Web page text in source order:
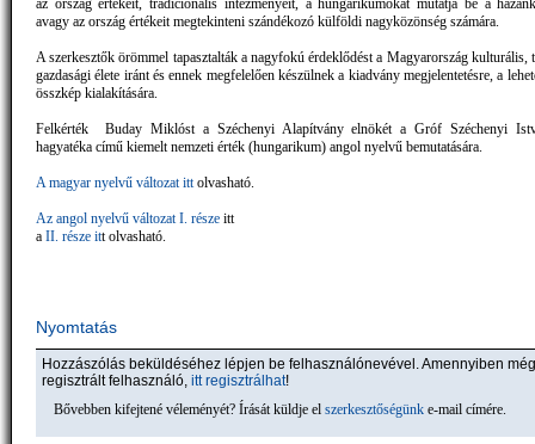
az ország értékeit, tradicionális intézményeit, a hungarikumokat mutatja be a
avagy az ország értékeit megtekinteni szándékozó külföldi nagyközönség számára.
A szerkesztők örömmel tapasztalták a nagyfokú érdeklődést a Magyarország kulturális,
gazdasági élete iránt és ennek megfelelően készülnek a kiadvány megjelentetésre, a
összkép kialakítására.
Felkérték Buday Miklóst a Széchenyi Alapítvány elnökét a Gróf Széchenyi
hagyatéka című kiemelt nemzeti érték (hungarikum) angol nyelvű bemutatására.
A magyar nyelvű változat ittolvasható.
Az angol nyelvű változat I. része itt
a II. része itt olvasható.
Nyomtatás
Hozzászólás beküldéséhez lépjen be felhasználónevével. Amennyiben
regisztrált felhasználó, itt regisztrálhat!
Bővebben kifejtené véleményét? Írását küldje el szerkesztőségünk e-mail címére.